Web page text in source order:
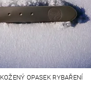
KOŽENÝ OPASEK RYBAŘENÍ